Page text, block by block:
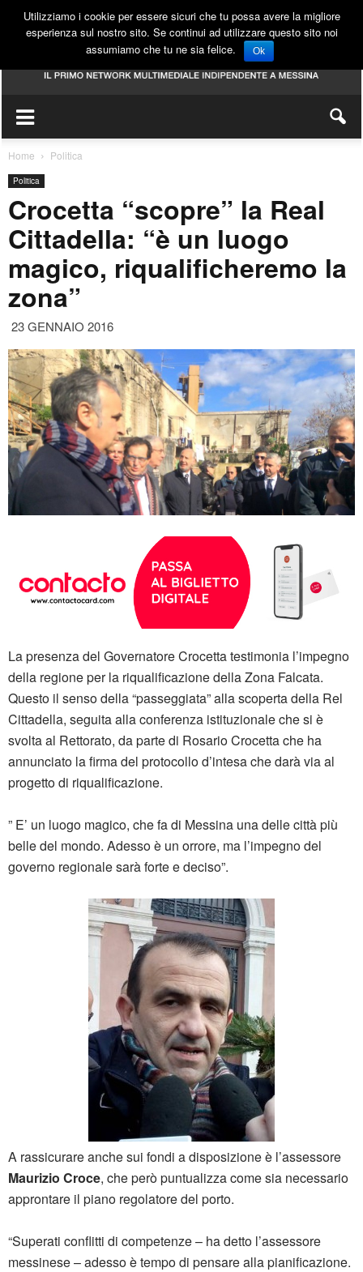
Home Politica
Politica
Crocetta “scopre” la Real
Cittadella: “è un luogo
magico, riqualificheremo la
zona”
23 GENNAIO 2016
La presenza del Governatore Crocetta testimonia l’impegno
della regione per la riqualificazione della Zona Falcata.
Questo il senso della “passeggiata” alla scoperta della Rel
Cittadella, seguita alla conferenza istituzionale che si è
svolta al Rettorato, da parte di Rosario Crocetta che ha
annunciato la firma del protocollo d’intesa che darà via al
progetto di riqualificazione.
” E’ un luogo magico, che fa di Messina una delle città più
belle del mondo. Adesso è un orrore, ma l’impegno del
governo regionale sarà forte e deciso”.
A rassicurare anche sui fondi a disposizione è l’assessore
Maurizio Croce, che però puntualizza come sia necessario
approntare il piano regolatore del porto.
“Superati conflitti di competenze – ha detto l’assessore
messinese – adesso è tempo di pensare alla pianificazione.
Utilizziamo i cookie per essere sicuri che tu possa avere la migliore
esperienza sul nostro sito. Se continui ad utilizzare questo sito noi
assumiamo che tu ne sia felice.
Ok